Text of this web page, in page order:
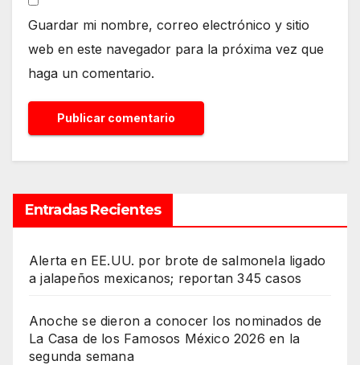
Guardar mi nombre, correo electrónico y sitio
web en este navegador para la próxima vez que
haga un comentario.
Entradas Recientes
Alerta en EE.UU. por brote de salmonela ligado
a jalapeños mexicanos; reportan 345 casos
Anoche se dieron a conocer los nominados de
La Casa de los Famosos México 2026 en la
segunda semana